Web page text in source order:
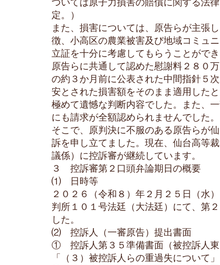
ついては原子力損害の賠償に関する法
定。）
また、損害については、原告らが主張
徴、小高区の農業被害及び地域コミュ
立証を十分に考慮してもらうことがで
原告らに共通して認めた慰謝料２８０
の約３か月前に公表された中間指針５
安とされた損害額をそのまま適用した
極めて遺憾な判断内容でした。また、
にも請求が全額認められませんでした。
そこで、原判決に不服のある原告らが
訴を申し立てました。現在、仙台高等
議係）に控訴審が継続しています。
３ 控訴審第２口頭弁論期日の概要
⑴ 日時等
２０２６（令和８）年２月２５日（水
判所１０１号法廷（大法廷）にて、第
した。
⑵ 控訴人（一審原告）提出書面
① 控訴人第３５準備書面（被控訴人東
「（３）被控訴人らの重過失について